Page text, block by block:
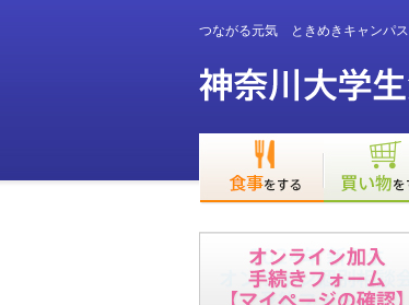
つながる元気 ときめきキャンパス